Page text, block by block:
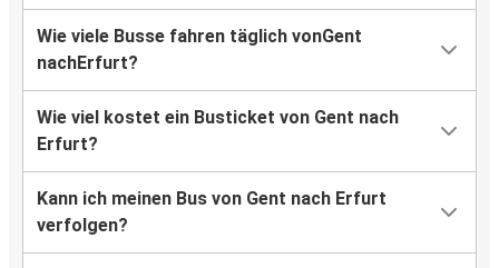
Wie viele Busse fahren täglich vonGent
nachErfurt?
Wie viel kostet ein Busticket von Gent nach
Erfurt?
Kann ich meinen Bus von Gent nach Erfurt
verfolgen?